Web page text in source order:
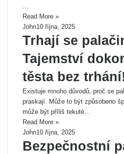
…
Read More »
John10 října, 2025
Trhají se
Tajemství
těsta bez
Existuje mnoho důvodů, proč se
praskají. Může to být způsobeno
může být příliš tekuté…
Read More »
John10 října, 2025
Bezpečnostní